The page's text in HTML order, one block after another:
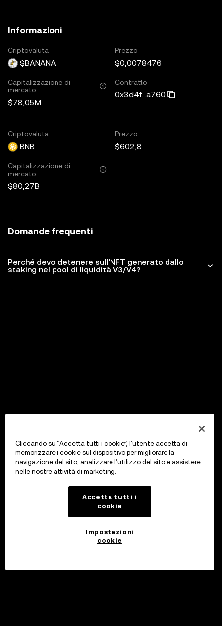
Informazioni
Criptovaluta
$BANANA
Prezzo
$0,0078476
Capitalizzazione di
mercato
$78,05M
Contratto
0x3d4f...a760
Criptovaluta
BNB
Prezzo
$602,8
Capitalizzazione di
mercato
$80,27B
Domande frequenti
Perché devo detenere sull'NFT generato dallo
staking nel pool di liquidità V3/V4?
Cliccando su “Accetta tutti i cookie”, l'utente accetta di
memorizzare i cookie sul dispositivo per migliorare la
navigazione del sito, analizzare l'utilizzo del sito e assistere
nelle nostre attività di marketing.
Accetta tutti i
cookie
Impostazioni
cookie